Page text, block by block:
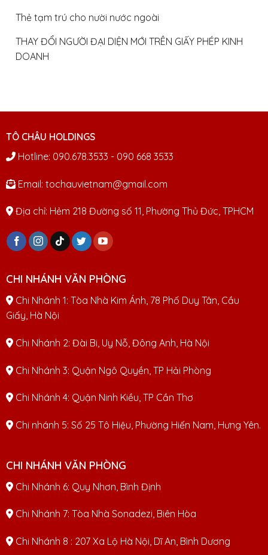
Thẻ tạm trú cho nười nước ngoài
THAY ĐỔI NGƯỜI ĐẠI DIỆN MỚI TRÊN GIẤY PHÉP KINH
DOANH
TÔ CHÂU HOLDINGS
Hotline: 090.678.3533 - 090 668 3533
Email: tochauvietnam@gmail.com
Địa chỉ: Hẻm 218 Đường số 11, Phường Thủ Đức, TPHCM
CHI NHÁNH VĂN PHÒNG
Chi Nhánh 1: Tòa Nhà Kim Ánh, 78 Phố Duy Tân, Cầu
Giấy, Hà Nội
Chi Nhánh 2: Đài Bi, Uy Nỗ, Đông Anh, Hà Nội
Chi Nhánh 3: Quận Ngô Quyền, TP Hải Phòng
Chi Nhánh 4: Quận Ninh Kiều, TP Cần Thơ
Chi nhánh 5: Số 25 Tô Hiệu, Phường Hiến Nam, Hưng Yên.
CHI NHÁNH VĂN PHÒNG
Chi Nhánh 6: Quy Nhơn, Bình Định
Chi Nhánh 7: Tòa Nhà Sonadezi, Biên Hòa
Chi Nhánh 8 : 207 Xa Lộ Hà Nội, Dĩ An, Bình Dương